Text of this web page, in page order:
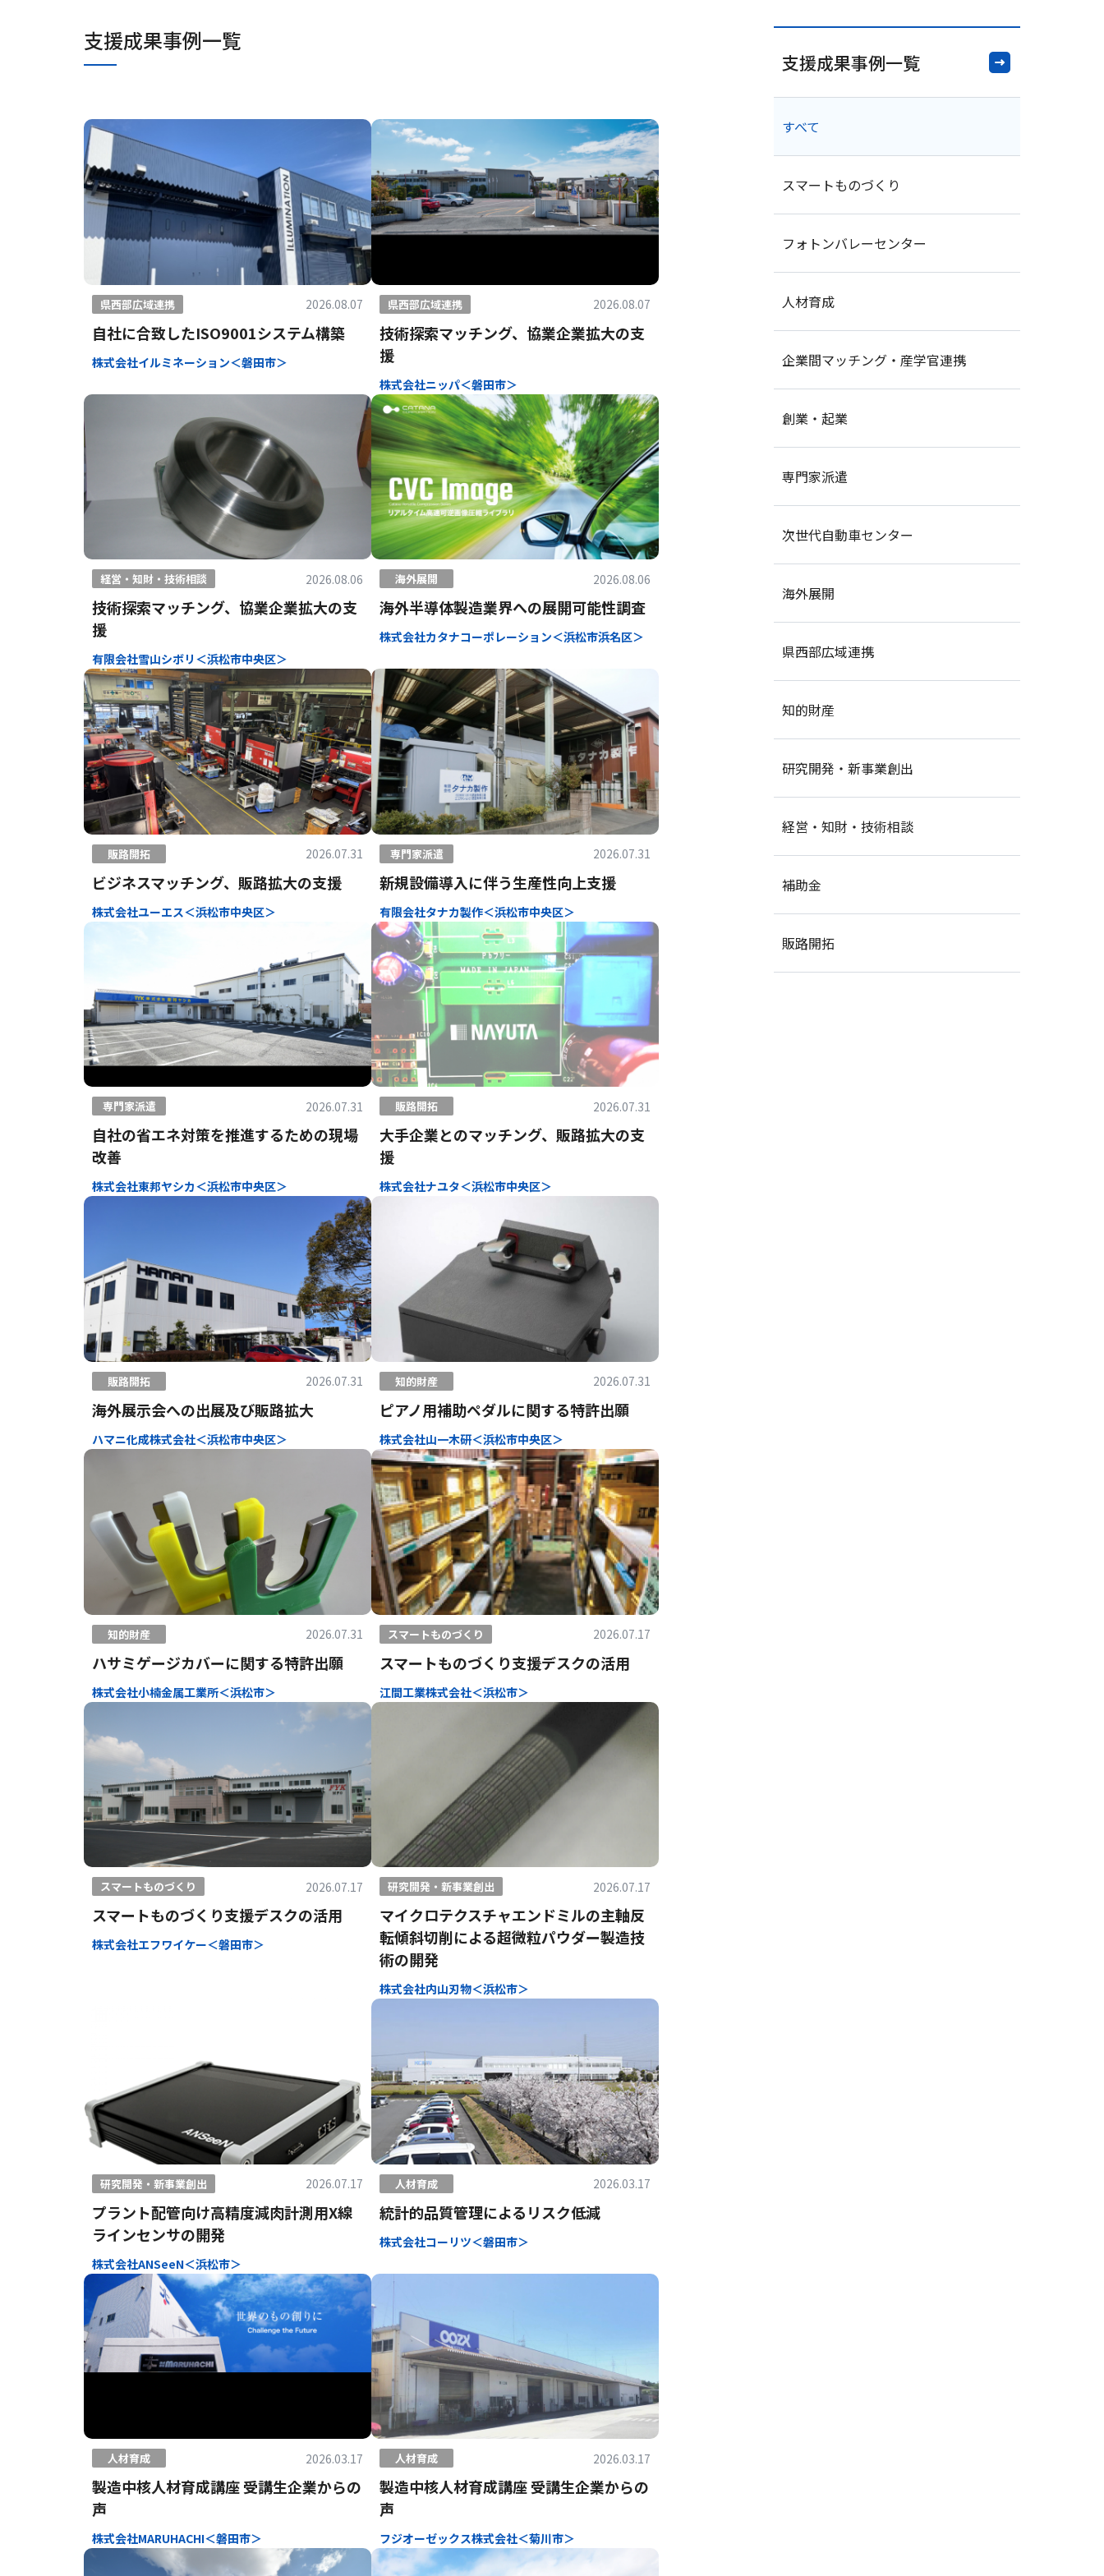
支援成果事例一覧
県西部広域連携 2026.08.07
自社に合致したISO9001システム構築
株式会社イルミネーション＜磐田市＞
県西部広域連携 2026.08.07
技術探索マッチング、協業企業拡大の支
援
株式会社ニッパ＜磐田市＞
経営・知財・技術相談 2026.08.06
技術探索マッチング、協業企業拡大の支
援
有限会社雪山シボリ＜浜松市中央区＞
海外展開 2026.08.06
海外半導体製造業界への展開可能性調査
株式会社カタナコーポレーション＜浜松市浜名区＞
販路開拓 2026.07.31
ビジネスマッチング、販路拡大の支援
株式会社ユーエス＜浜松市中央区＞
専門家派遣 2026.07.31
新規設備導入に伴う生産性向上支援
有限会社タナカ製作＜浜松市中央区＞
専門家派遣 2026.07.31
自社の省エネ対策を推進するための現場
改善
株式会社東邦ヤシカ＜浜松市中央区＞
販路開拓 2026.07.31
大手企業とのマッチング、販路拡大の支
援
株式会社ナユタ＜浜松市中央区＞
販路開拓 2026.07.31
海外展示会への出展及び販路拡大
ハマニ化成株式会社＜浜松市中央区＞
知的財産 2026.07.31
ピアノ用補助ペダルに関する特許出願
株式会社山一木研＜浜松市中央区＞
知的財産 2026.07.31
ハサミゲージカバーに関する特許出願
株式会社小楠金属工業所＜浜松市＞
スマートものづくり 2026.07.17
スマートものづくり支援デスクの活用
江間工業株式会社＜浜松市＞
スマートものづくり 2026.07.17
スマートものづくり支援デスクの活用
株式会社エフワイケー＜磐田市＞
研究開発・新事業創出 2026.07.17
マイクロテクスチャエンドミルの主軸反
転傾斜切削による超微粒パウダー製造技
術の開発
株式会社内山刃物＜浜松市＞
研究開発・新事業創出 2026.07.17
プラント配管向け高精度減肉計測用X線
ラインセンサの開発
株式会社ANSeeN＜浜松市＞
人材育成 2026.03.17
統計的品質管理によるリスク低減
株式会社コーリツ＜磐田市＞
人材育成 2026.03.17
製造中核人材育成講座 受講生企業からの
声
株式会社MARUHACHI＜磐田市＞
人材育成 2026.03.17
製造中核人材育成講座 受講生企業からの
声
フジオーゼックス株式会社＜菊川市＞
支援成果事例一覧
すべて
スマートものづくり
フォトンバレーセンター
人材育成
企業間マッチング・産学官連携
創業・起業
専門家派遣
次世代自動車センター
海外展開
県西部広域連携
知的財産
研究開発・新事業創出
経営・知財・技術相談
補助金
販路開拓